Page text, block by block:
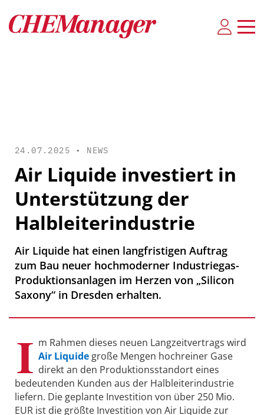
24.07.2025 • NEWS
Air Liquide investiert in
Unterstützung der
Halbleiterindustrie
Air Liquide hat einen langfristigen Auftrag
zum Bau neuer hochmoderner Industriegas-
Produktionsanlagen im Herzen von „Silicon
Saxony“ in Dresden erhalten.
I m Rahmen dieses neuen Langzeitvertrags wird
Air Liquide große Mengen hochreiner Gase
direkt an den Produktionsstandort eines
bedeutenden Kunden aus der Halbleiterindustrie
liefern. Die geplante Investition von über 250 Mio.
EUR ist die größte Investition von Air Liquide zur